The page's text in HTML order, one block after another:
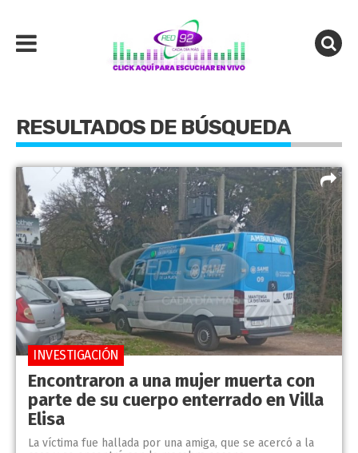
RESULTADOS DE BÚSQUEDA
Encontraron a una mujer muerta con
parte de su cuerpo enterrado en Villa
Elisa
La víctima fue hallada por una amiga, que se acercó a la
INVESTIGACIÓN